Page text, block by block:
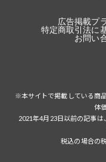
広告掲載プ
特定商取引法に
お問い
※本サイトで掲載している商
体
2021年4月23日以前の記事
税込の場合の